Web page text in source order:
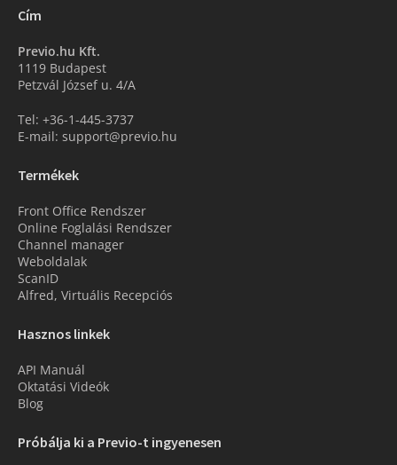
Cím
Previo.hu Kft.
1119 Budapest
Petzvál József u. 4/A
Tel: +36-1-445-3737
E-mail: support@previo.hu
Termékek
Front Office Rendszer
Online Foglalási Rendszer
Channel manager
Weboldalak
ScanID
Alfred, Virtuális Recepciós
Hasznos linkek
API Manuál
Oktatási Videók
Blog
Próbálja ki a Previo-t ingyenesen